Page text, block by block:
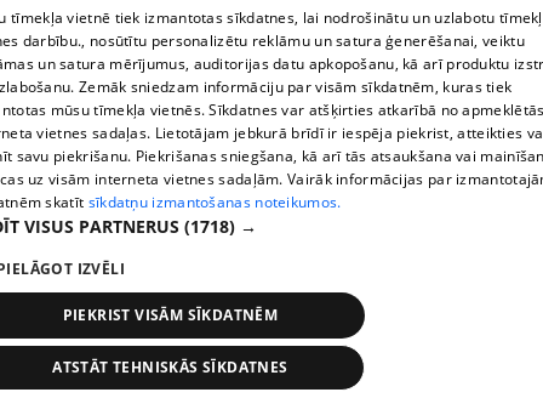
pirms 1 nedēļas, 3 dienām
Ogas un sēnes šogad dārgākas, bet uzpirkšanas
punktos to krietni mazāk
409. epizode
tīmekļa vietnē tiek izmantotas sīkdatnes, lai nodrošinātu un uzlabotu
darbību., nosūtītu personalizētu reklāmu un satura ģenerēšanai, veiktu
un satura mērījumus, auditorijas datu apkopošanu, kā arī produktu
Zemāk sniedzam informāciju par visām sīkdatnēm, kuras tiek
mūsu tīmekļa vietnēs. Sīkdatnes var atšķirties atkarībā no
vietnes sadaļas. Lietotājam jebkurā brīdī ir iespēja piekrist, atteikties
savu piekrišanu. Piekrišanas sniegšana, kā arī tās atsaukšana vai
uz visām interneta vietnes sadaļām. Vairāk informācijas par
skatīt sīkdatņu izmantošanas noteikumos.
VISUS PARTNERUS (1718) →
IZVĒLI
PIEKRIST VISĀM SĪKDATNĒM
ATSTĀT TEHNISKĀS SĪKDATNES